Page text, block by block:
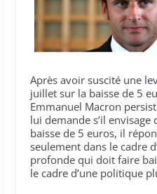
Après avoir suscité une
juillet sur la baisse de 5
Emmanuel Macron
lui demande s’il envisage
baisse de 5 euros, il
seulement dans le cadre
profonde qui doit faire
le cadre d’une politique